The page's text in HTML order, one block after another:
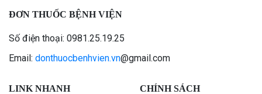
ĐƠN THUỐC BỆNH VIỆN
Số điện thoại: 0981.25.19.25
Email: donthuocbenhvien.vn@gmail.com
LINK NHANH CHÍNH SÁCH